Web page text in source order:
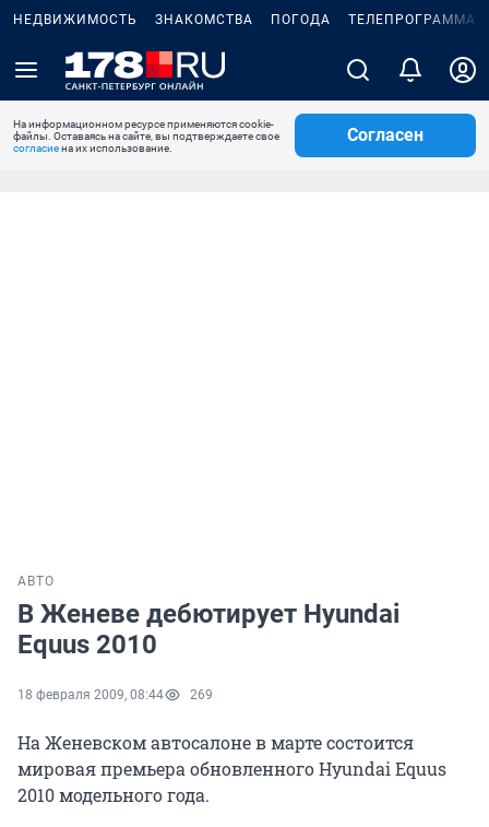
НЕДВИЖИМОСТЬ ЗНАКОМСТВА ПОГОДА ТЕЛЕПРОГРАММА
На информационном ресурсе применяются cookie-
файлы. Оставаясь на сайте, вы подтверждаете свое
согласиена их использование.
Согласен
АВТО
В Женеве дебютирует Hyundai
Equus 2010
18 февраля 2009, 08:44 269
На Женевском автосалоне в марте состоится
мировая премьера обновленного Hyundai Equus
2010 модельного года.